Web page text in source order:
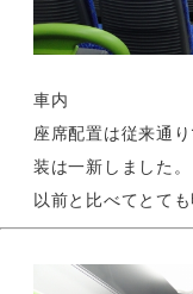
車内
座席配置は従来通
装は一新しました。
以前と比べてとて